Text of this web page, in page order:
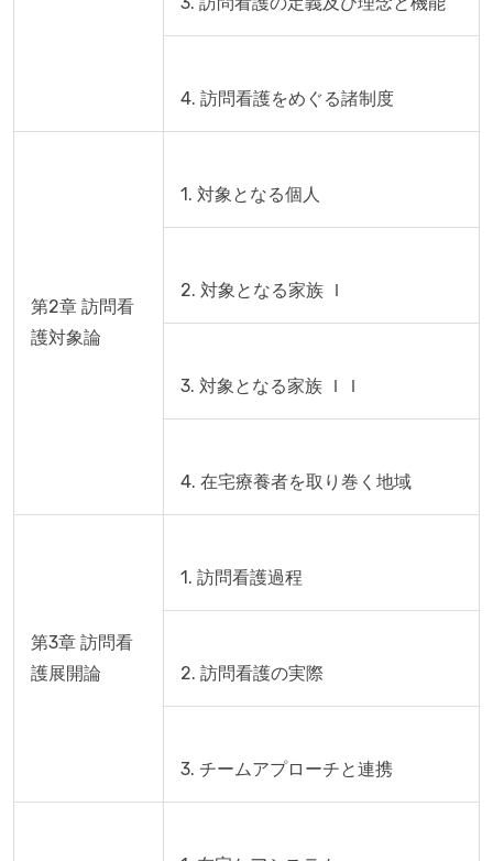
第2章 訪問看
護対象論
第3章 訪問看
護展開論